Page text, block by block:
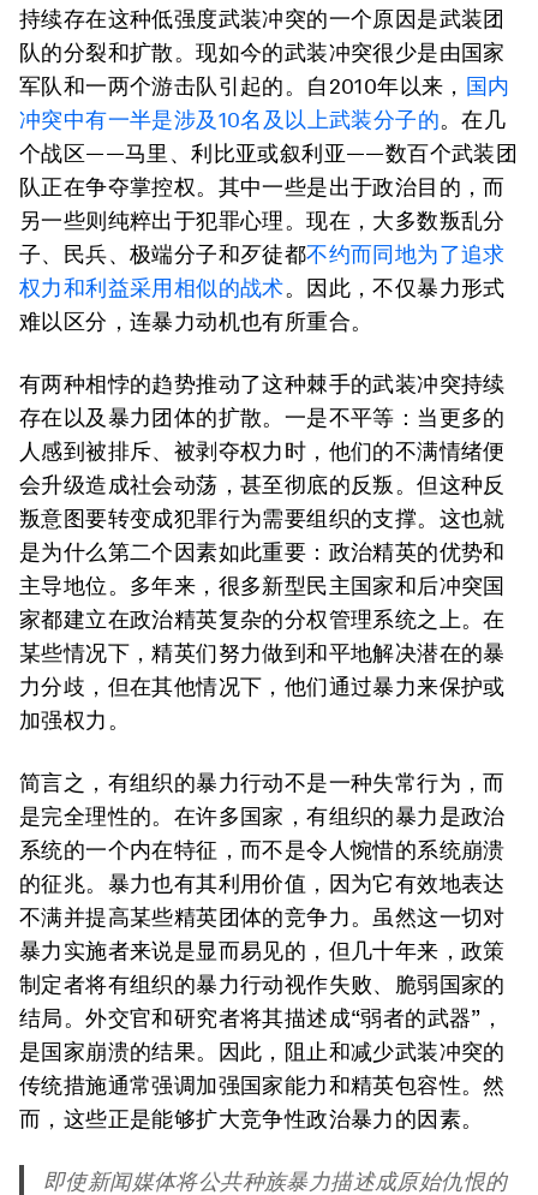
持续存在这种低强度武装冲突的一个原因是武装团
队的分裂和扩散。现如今的武装冲突很少是由国家
军队和一两个游击队引起的。自2010年以来， 国内
冲突中有一半是涉及10名及以上武装分子的。在几
个战区——马里、利比亚或叙利亚——数百个武装团
队正在争夺掌控权。其中一些是出于政治目的，而
另一些则纯粹出于犯罪心理。现在，大多数叛乱分
子、民兵、极端分子和歹徒都不约而同地为了追求
权力和利益采用相似的战术。因此，不仅暴力形式
难以区分，连暴力动机也有所重合。
有两种相悖的趋势推动了这种棘手的武装冲突持续
存在以及暴力团体的扩散。一是不平等：当更多的
人感到被排斥、被剥夺权力时，他们的不满情绪便
会升级造成社会动荡，甚至彻底的反叛。但这种反
叛意图要转变成犯罪行为需要组织的支撑。这也就
是为什么第二个因素如此重要：政治精英的优势和
主导地位。多年来，很多新型民主国家和后冲突国
家都建立在政治精英复杂的分权管理系统之上。在
某些情况下，精英们努力做到和平地解决潜在的暴
力分歧，但在其他情况下，他们通过暴力来保护或
加强权力。
简言之，有组织的暴力行动不是一种失常行为，而
是完全理性的。在许多国家，有组织的暴力是政治
系统的一个内在特征，而不是令人惋惜的系统崩溃
的征兆。暴力也有其利用价值，因为它有效地表达
不满并提高某些精英团体的竞争力。虽然这一切对
暴力实施者来说是显而易见的，但几十年来，政策
制定者将有组织的暴力行动视作失败、脆弱国家的
结局。外交官和研究者将其描述成“弱者的武器”，
是国家崩溃的结果。因此，阻止和减少武装冲突的
传统措施通常强调加强国家能力和精英包容性。然
而，这些正是能够扩大竞争性政治暴力的因素。
即使新闻媒体将公共种族暴力描述成原始仇恨的